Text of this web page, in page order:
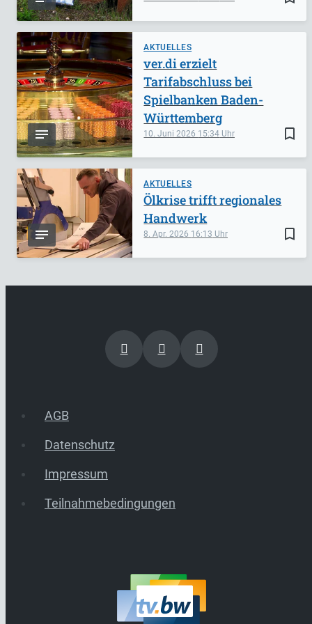
AKTUELLES
bookmark_border
10. Juni 2026 15:34
ver.di erzielt
Tarifabschluss bei
Spielbanken Baden-
Württemberg
AKTUELLES
bookmark_border
8. Apr. 2026 16:13
Ölkrise trifft regionales
Handwerk
AGB
Datenschutz
Impressum
Teilnahmebedingungen